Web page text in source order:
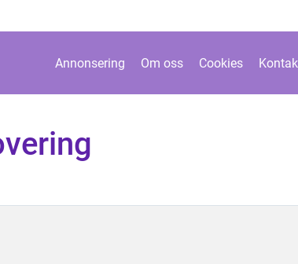
Annonsering Om oss Cookies